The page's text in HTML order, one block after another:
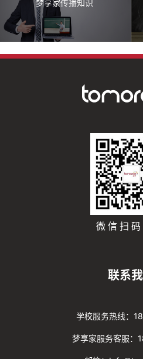
梦享家传播知识
微信扫
联系
学校服务热线：
梦享家服务客服：